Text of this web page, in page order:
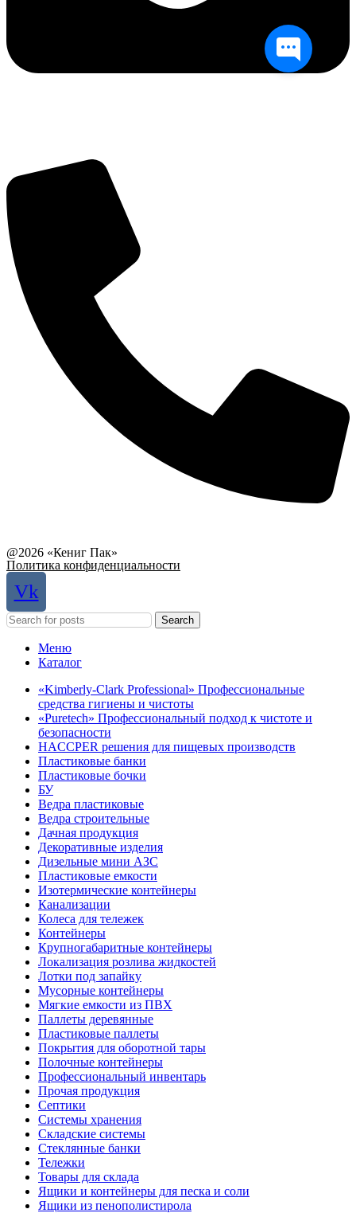
@2026 «Кениг Пак»
Политика конфиденциальности
Vk
Search
Меню
Каталог
«Kimberly-Clark Professional» Профессиональные
средства гигиены и чистоты
«Puretech» Профессиональный подход к чистоте и
безопасности
HACCPER решения для пищевых производств
Пластиковые банки
Пластиковые бочки
БУ
Ведра пластиковые
Ведра строительные
Дачная продукция
Декоративные изделия
Дизельные мини АЗС
Пластиковые емкости
Изотермические контейнеры
Канализации
Колеса для тележек
Контейнеры
Крупногабаритные контейнеры
Локализация розлива жидкостей
Лотки под запайку
Мусорные контейнеры
Мягкие емкости из ПВХ
Паллеты деревянные
Пластиковые паллеты
Покрытия для оборотной тары
Полочные контейнеры
Профессиональный инвентарь
Прочая продукция
Септики
Системы хранения
Складские системы
Стеклянные банки
Тележки
Товары для склада
Ящики и контейнеры для песка и соли
Ящики из пенополистирола